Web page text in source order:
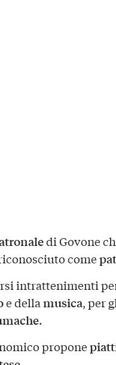
di Govone
come
intrattenimenti
e dellamusica, per
.
propone